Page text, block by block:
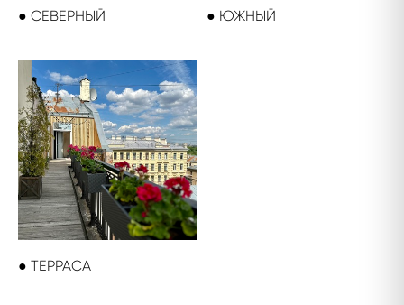
● СЕВЕРНЫЙ ● ЮЖНЫЙ
● ТЕРРАСА